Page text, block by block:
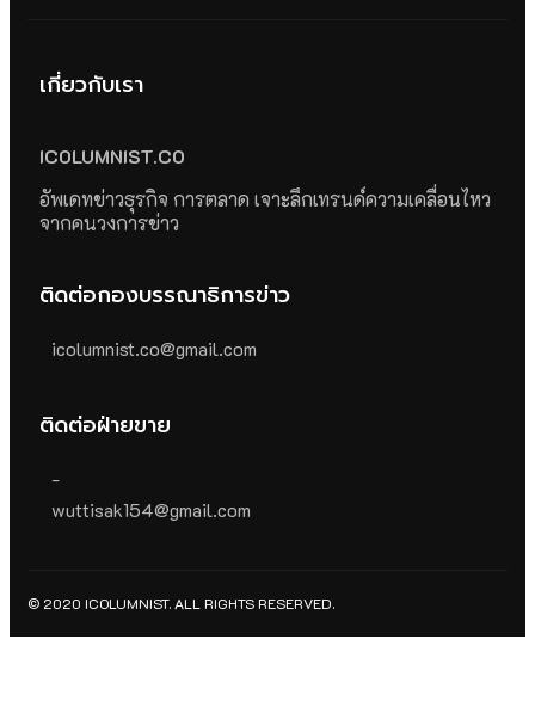
เกี่ยวกับเรา
ICOLUMNIST.CO
อัพเดทข่าวธุรกิจ การตลาด เจาะลึกเทรนด์ความเคลื่อนไหว
จากคนวงการข่าว
ติดต่อกองบรรณาธิการข่าว
icolumnist.co@gmail.com
ติดต่อฝ่ายขาย
-
wuttisak154@gmail.com
© 2020 ICOLUMNIST. ALL RIGHTS RESERVED.